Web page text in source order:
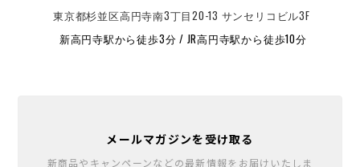
東京都杉並区高円寺南3丁目20-13 サンセリコビル3F
新高円寺駅から徒歩3分 / JR高円寺駅から徒歩10分
メールマガジンを受け取る
新商品やキャンペーンなどの最新情報をお届けいたしま